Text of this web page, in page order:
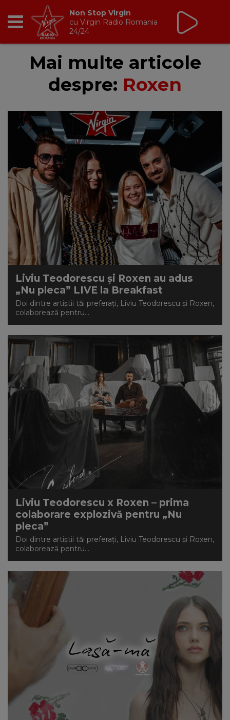
RADIO
BREAKFAST
TIC TALK
CÂȘTIGĂ
HOT 30
DANCEFLOOR CHART
RADIO ACADEMY
NEWS
CONTUL MEU
Non Stop Virgin
cu Virgin Radio Romania
24/24
Mai multe articole
despre: Roxen
Liviu Teodorescu și Roxen au adus
„Nu pleca” LIVE la Breakfast
Doi dintre artiștii tăi preferați, Liviu Teodorescu și Roxen,
colaborează pentru...
Liviu Teodorescu x Roxen – prima
colaborare explozivă pentru „Nu
pleca”
Doi dintre artiștii tăi preferați, Liviu Teodorescu și Roxen,
colaborează pentru...